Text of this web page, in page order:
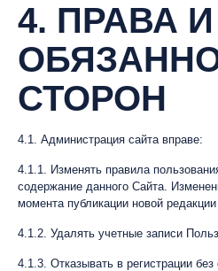
4. ПРАВА И
СТОРОН
4.1. Администрация сайта вправе:
4.1.1. Изменять правила
содержание данного Сайта.
момента публикации новой
4.1.2. Удалять учетные записи
4.1.3. Отказывать в регистрации